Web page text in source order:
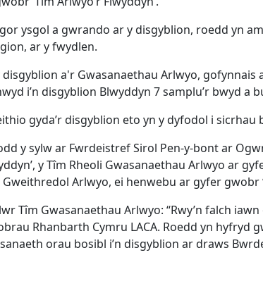
ysgol a gwrando ar y disgyblion, roedd yn
ar y fwydlen.
a'r Gwasanaethau Arlwyo,
i’n disgyblion Blwyddyn 7 samplu’r bwyd
gyda’r disgyblion eto yn y dyfodol i sicrhau
y sylw ar Fwrdeistref Sirol Pen-y-bont ar
y Tîm Rheoli Gwasanaethau Arlwyo ar
Arlwyo, ei henwebu ar gyfer gwobr
Tîm Gwasanaethau Arlwyo: “Rwy’n falch
Rhanbarth Cymru LACA. Roedd yn hyfryd
orau bosibl i’n disgyblion ar draws